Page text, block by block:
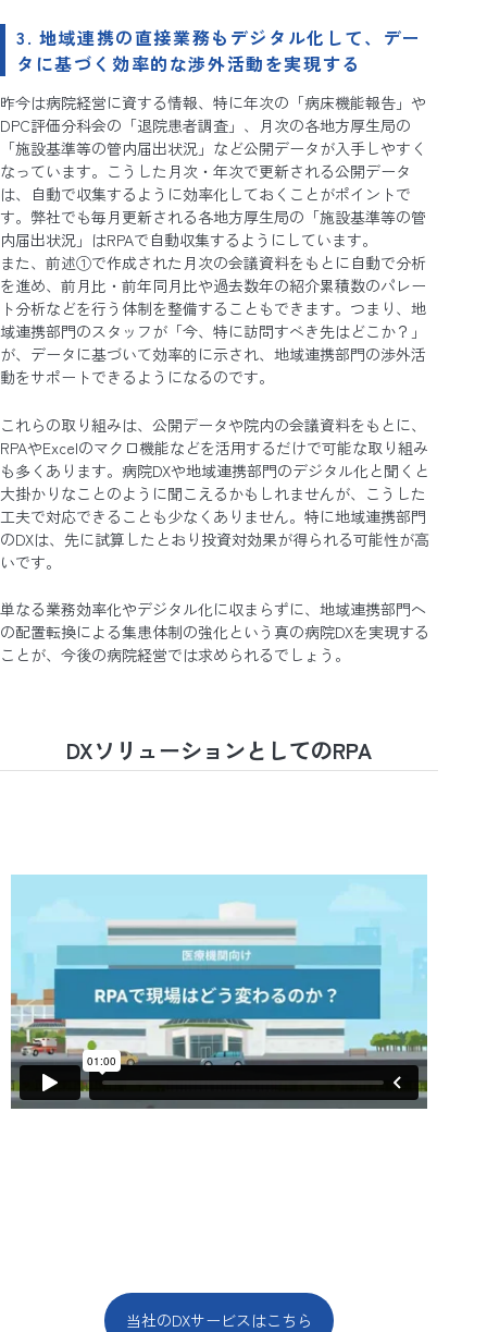
3. 地域連携の直接業務もデジタル化して、デー
タに基づく効率的な渉外活動を実現する
昨今は病院経営に資する情報、特に年次の「病床機能報告」や
DPC評価分科会の「退院患者調査」、月次の各地方厚生局の
「施設基準等の管内届出状況」など公開データが入手しやすく
なっています。こうした月次・年次で更新される公開データ
は、自動で収集するように効率化しておくことがポイントで
す。弊社でも毎月更新される各地方厚生局の「施設基準等の管
内届出状況」はRPAで自動収集するようにしています。
また、前述①で作成された月次の会議資料をもとに自動で分析
を進め、前月比・前年同月比や過去数年の紹介累積数のパレー
ト分析などを行う体制を整備することもできます。つまり、地
域連携部門のスタッフが「今、特に訪問すべき先はどこか？」
が、データに基づいて効率的に示され、地域連携部門の渉外活
動をサポートできるようになるのです。
これらの取り組みは、公開データや院内の会議資料をもとに、
RPAやExcelのマクロ機能などを活用するだけで可能な取り組み
も多くあります。病院DXや地域連携部門のデジタル化と聞くと
大掛かりなことのように聞こえるかもしれませんが、こうした
工夫で対応できることも少なくありません。特に地域連携部門
のDXは、先に試算したとおり投資対効果が得られる可能性が高
いです。
単なる業務効率化やデジタル化に収まらずに、地域連携部門へ
の配置転換による集患体制の強化という真の病院DXを実現する
ことが、今後の病院経営では求められるでしょう。
DXソリューションとしてのRPA
当社のDXサービスはこちら